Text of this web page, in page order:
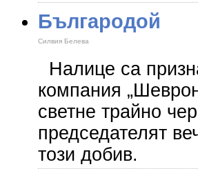
Българодой
Силвия Белева
Налице са
компания
светне трайно
председателят
този добив.